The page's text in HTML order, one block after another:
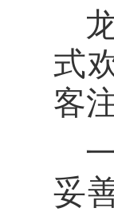
式
客
妥